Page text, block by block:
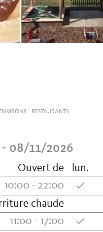
RESTAURANTS
08/11/2026
Ouvert de lun.
10:00 - 22:00
chaude
11:00 - 17:00